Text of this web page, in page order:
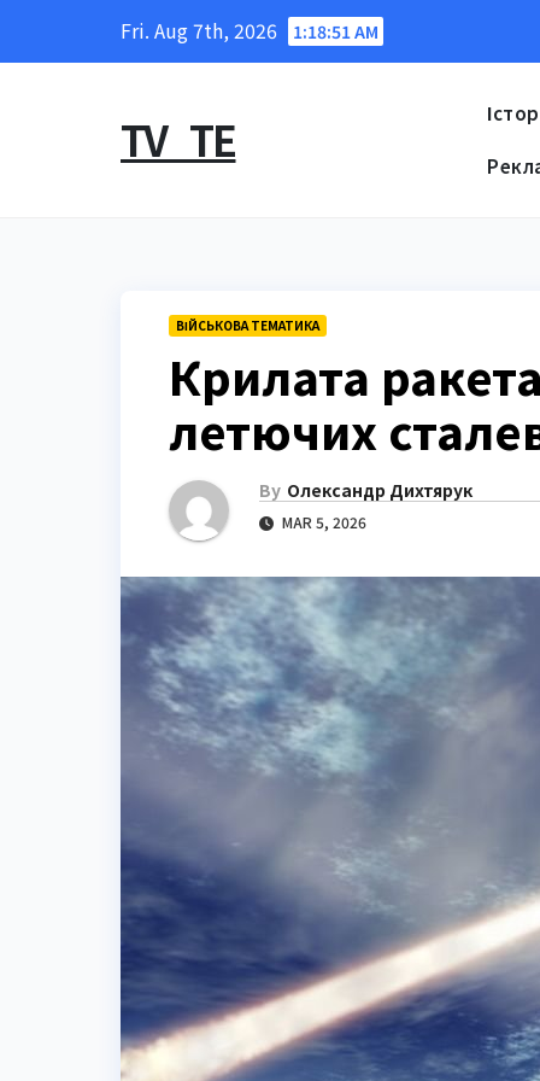
Fri. Aug 7th, 2026 1:18:52 AM
TV_TE
ВІЙСЬКОВА ТЕМАТИКА
Крилата
летючих
By Олександр Дихтярук
MAR 5, 2026